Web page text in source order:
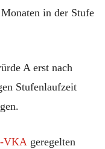
in der Stufe
A erst nach
Stufenlaufzeit
VKA geregelten